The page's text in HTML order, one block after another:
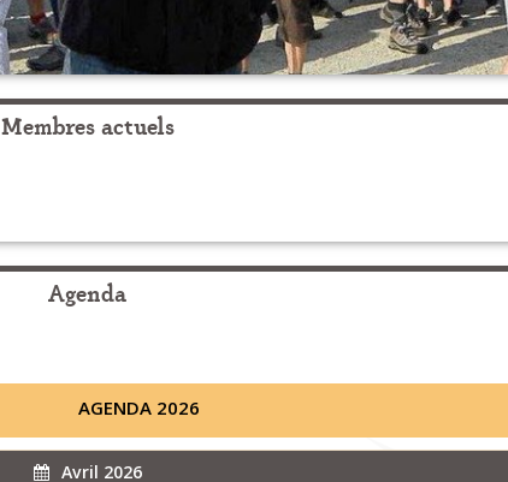
Membres actuels
Agenda
AGENDA 2026
Avril 2026